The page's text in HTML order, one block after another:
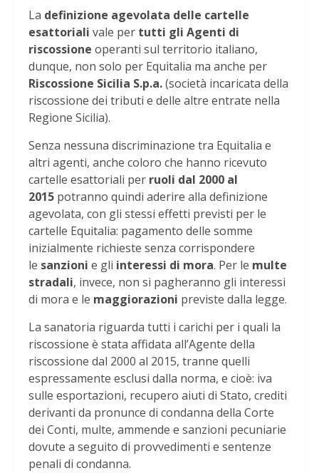
La definizione agevolata delle cartelle
esattoriali vale per tutti gli Agenti di
riscossione operanti sul territorio italiano,
dunque, non solo per Equitalia ma anche per
Riscossione Sicilia S.p.a.(società incaricata della
riscossione dei tributi e delle altre entrate nella
Regione Sicilia).
Senza nessuna discriminazione tra Equitalia e
altri agenti, anche coloro che hanno ricevuto
cartelle esattoriali per ruoli dal 2000 al
2015 potranno quindi aderire alla definizione
agevolata, con gli stessi effetti previsti per le
cartelle Equitalia: pagamento delle somme
inizialmente richieste senza corrispondere
le sanzioni e gli interessi di mora. Per le multe
stradali, invece, non si pagheranno gli interessi
di mora e le maggiorazioni previste dalla legge.
La sanatoria riguarda tutti i carichi per i quali la
riscossione è stata affidata all’Agente della
riscossione dal 2000 al 2015, tranne quelli
espressamente esclusi dalla norma, e cioè: iva
sulle esportazioni, recupero aiuti di Stato, crediti
derivanti da pronunce di condanna della Corte
dei Conti, multe, ammende e sanzioni pecuniarie
dovute a seguito di provvedimenti e sentenze
penali di condanna.